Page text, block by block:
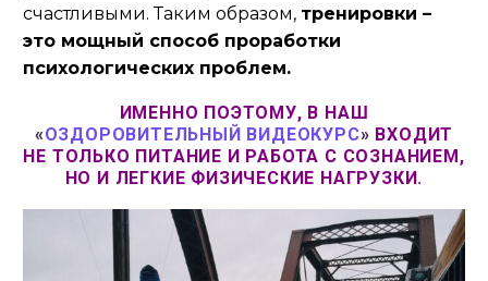
счастливыми. Таким образом, тренировки –
это мощный способ проработки
психологических проблем.
ИМЕННО ПОЭТОМУ, В НАШ
«ОЗДОРОВИТЕЛЬНЫЙ ВИДЕОКУРС» ВХОДИТ
НЕ ТОЛЬКО ПИТАНИЕ И РАБОТА С СОЗНАНИЕМ,
НО И ЛЕГКИЕ ФИЗИЧЕСКИЕ НАГРУЗКИ.